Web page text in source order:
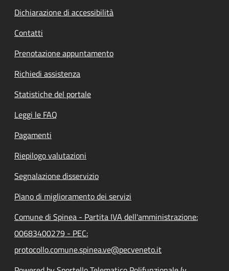
Dichiarazione di accessibilità
Contatti
Prenotazione appuntamento
Richiedi assistenza
Statistiche del portale
Leggi le FAQ
Pagamenti
Riepilogo valutazioni
Segnalazione disservizio
Piano di miglioramento dei servizi
Comune di Spinea - Partita IVA dell'amministrazione:
00683400279 - PEC:
protocollo.comune.spinea.ve@pecveneto.it